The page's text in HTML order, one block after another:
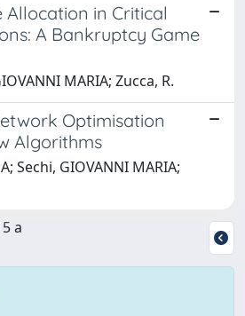
Allocation in Critical
A Bankruptcy Game
MARIA; Zucca, R.
Optimisation
Algorithms
Sechi, GIOVANNI MARIA;
a